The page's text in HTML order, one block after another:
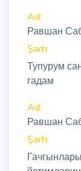
Ad:
Равшан
Şərh:
Тупурум
гадам
Ad:
Равшан
Şərh: